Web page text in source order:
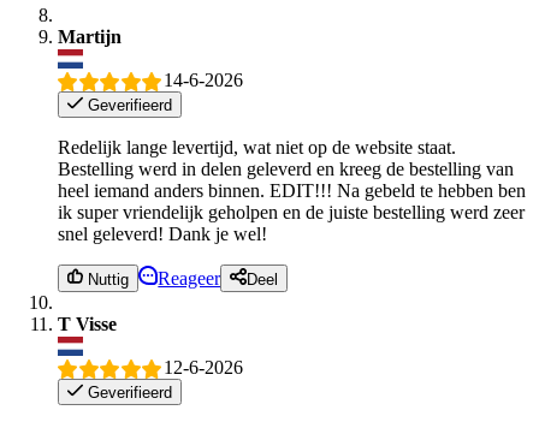
Martijn
14-6-2026
Geverifieerd
Redelijk lange levertijd, wat niet op de website staat.
Bestelling werd in delen geleverd en kreeg de bestelling van
heel iemand anders binnen. EDIT!!! Na gebeld te hebben ben
ik super vriendelijk geholpen en de juiste bestelling werd zeer
snel geleverd! Dank je wel!
Nuttig Reageer Deel
T Visse
12-6-2026
Geverifieerd